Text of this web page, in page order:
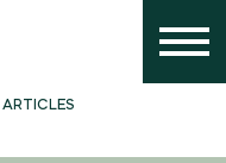
ARTICLES